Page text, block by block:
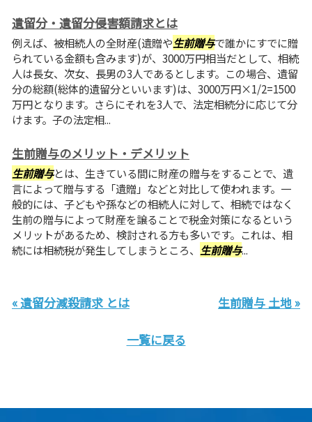
遺留分・遺留分侵害額請求とは
例えば、被相続人の全財産(遺贈や生前贈与で誰かにすでに贈
られている金額も含みます)が、3000万円相当だとして、相続
人は長女、次女、長男の3人であるとします。この場合、遺留
分の総額(総体的遺留分といいます)は、3000万円×1/2=1500
万円となります。さらにそれを3人で、法定相続分に応じて分
けます。子の法定相...
生前贈与のメリット・デメリット
生前贈与とは、生きている間に財産の贈与をすることで、遺
言によって贈与する「遺贈」などと対比して使われます。一
般的には、子どもや孫などの相続人に対して、相続ではなく
生前の贈与によって財産を譲ることで税金対策になるという
メリットがあるため、検討される方も多いです。これは、相
続には相続税が発生してしまうところ、 生前贈与...
« 遺留分減殺請求 とは 生前贈与 土地 »
一覧に戻る